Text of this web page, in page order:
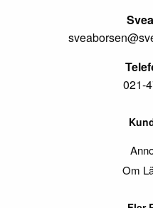
021-
Om